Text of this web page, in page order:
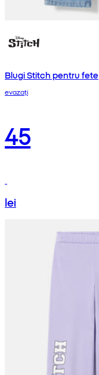
Blugi Stitch pentru fete
evazați
45
lei